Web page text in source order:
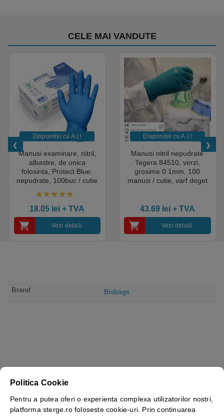
CELE MAI VANDUTE
Disponibil cu A.I.​!
Manusi examinare, nitril,
albastre, de unica
folosinta, Protect Blue,
nepudrate, 100buc / cutie
pentru medical, HoReCa,
saloane si domeniul
industrial, calitate premium
18.05 lei + TVA
Vezi detalii
Disponibil cu A.I.​!
Manusi nitril nepudrate
Tegera 84510, verzi,
grosime 0.1mm, 100
manusi / cutie, varf deget
43.69 lei+ TVA
Vezi detalii
Brand Bisbags
Politica Cookie
Pentru a putea oferi o experienta complexa utilizatorilor nostri,
platforma sterge.ro foloseste cookie-uri. Prin continuarea